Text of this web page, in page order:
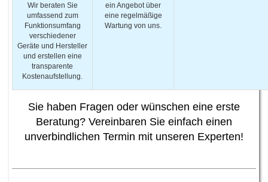
Wir beraten Sie
umfassend zum
Funktionsumfang
verschiedener
Geräte und Hersteller
und erstellen eine
transparente
Kostenaufstellung.
ein Angebot über
eine regelmäßige
Wartung von uns.
Sie haben Fragen oder wünschen eine erste
Beratung? Vereinbaren Sie einfach einen
unverbindlichen Termin mit unseren Experten!